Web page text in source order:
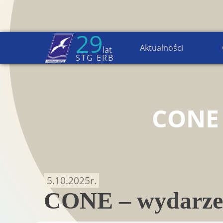
29lat
STG ERB
Aktualności
Strona główna→Aktualności
CONE
CONE –
5.10.2025r.